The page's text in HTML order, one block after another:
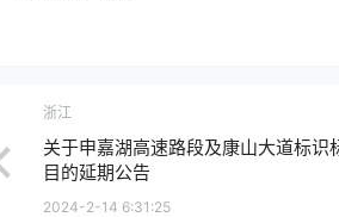
浙江
关于申嘉湖高速路段及康山大道标识
目的延期公告
2024-2-14 6:31:25